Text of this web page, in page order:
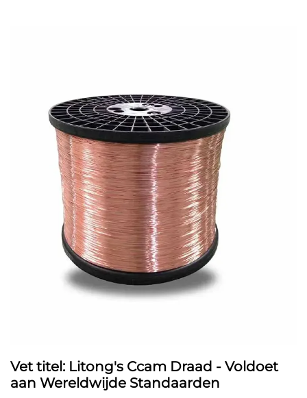
Vet titel: Litong's Ccam Draad - Voldoet
aan Wereldwijde Standaarden